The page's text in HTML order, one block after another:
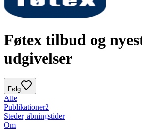
Føtex tilbud og
udgivelser
Følg
Alle
Publikationer2
Steder, åbningstider
Om